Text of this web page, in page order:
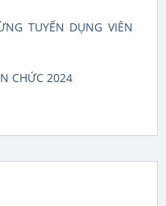
TUYỂN DỤNG VIÊN
CHỨC 2024